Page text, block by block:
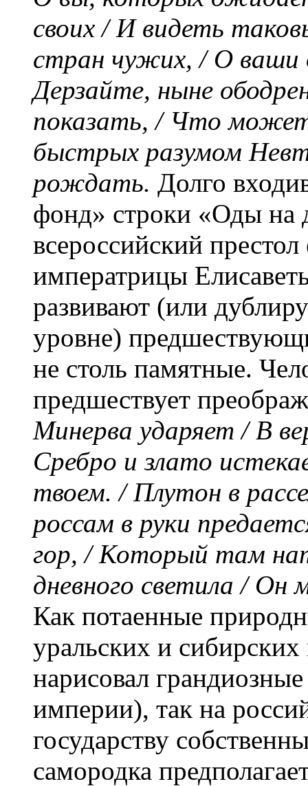
своих / И видеть
стран чужих, / О ваши
Дерзайте, ныне
показать, / Что
быстрых разумом
рождать. Долго
фонд» строки «Оды на
всероссийский
императрицы
развивают (или
уровне)
не столь памятные.
предшествует
Минерва ударяет / В
Сребро и злато
твоем. / Плутон в
россам в руки
гор, / Который там
дневного светила /
Как потаенные
уральских и
нарисовал
империи), так на
государству
самородка